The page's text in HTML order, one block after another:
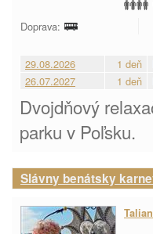
Doprava:
29.08.2026 1 deň
26.07.2027
1 deň
Dvojdňový
parku v Poľsku.
Slávny benátsky